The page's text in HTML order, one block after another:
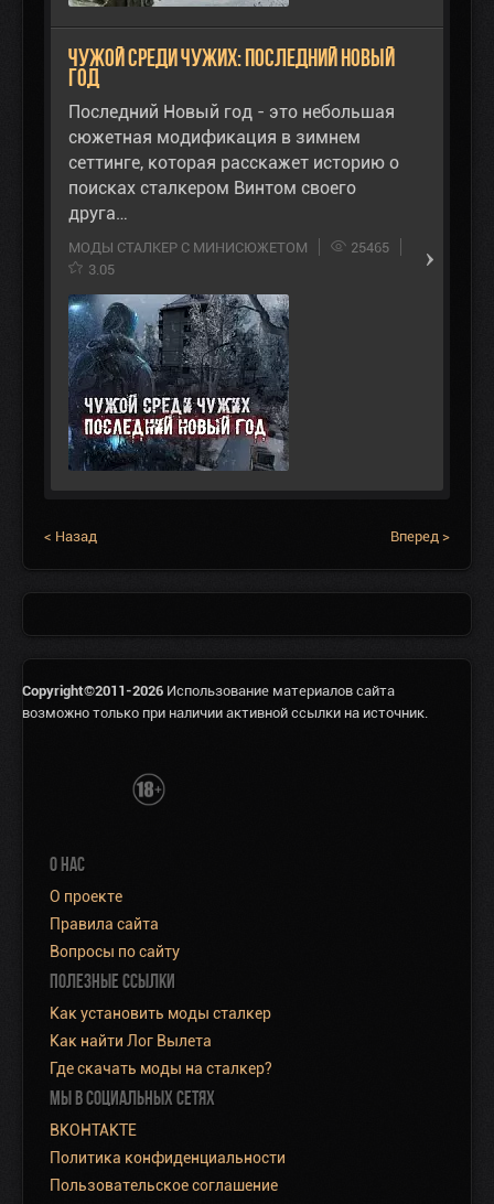
Чужой среди чужих: Последний Новый
год
Последний Новый год - это небольшая
сюжетная модификация в зимнем
сеттинге, которая расскажет историю о
поисках сталкером Винтом своего
друга…
МОДЫ СТАЛКЕР С МИНИСЮЖЕТОМ
25465
3.05
< Назад Вперед >
Copyright©2011-2026 Использование материалов сайта
возможно только при наличии активной ссылки на источник.
О НАС
О проекте
Правила сайта
Вопросы по сайту
ПОЛЕЗНЫЕ ССЫЛКИ
Как установить моды сталкер
Как найти Лог Вылета
Где скачать моды на сталкер?
МЫ В СОЦИАЛЬНЫХ СЕТЯХ
ВКОНТАКТЕ
Политика конфиденциальности
Пользовательское соглашение